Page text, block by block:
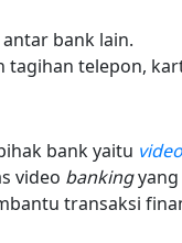
bank lain.
telepon,
bank yaitu
video bankingyang
transaksi